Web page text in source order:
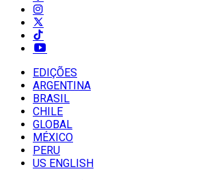
EDIÇÕES
ARGENTINA
BRASIL
CHILE
GLOBAL
MÉXICO
PERU
US ENGLISH